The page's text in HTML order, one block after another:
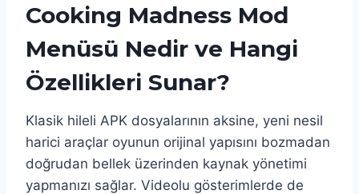
Cooking Madness Mod
Menüsü Nedir ve Hangi
Özellikleri Sunar?
Klasik hileli APK dosyalarının aksine, yeni nesil
harici araçlar oyunun orijinal yapısını bozmadan
doğrudan bellek üzerinden kaynak yönetimi
yapmanızı sağlar. Videolu gösterimlerde de